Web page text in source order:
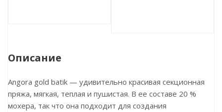
Описание
Angora gold batik — удивительно красивая секционная
пряжа, мягкая, теплая и пушистая. В ее составе 20 %
мохера, так что она подходит для создания